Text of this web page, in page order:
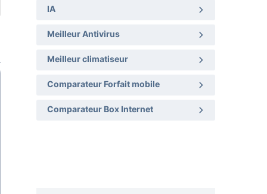
IA
Meilleur Antivirus
Meilleur climatiseur
Comparateur Forfait mobile
Comparateur Box Internet